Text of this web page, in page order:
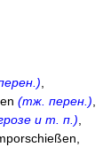
(тж. перен.)
и т. п.)